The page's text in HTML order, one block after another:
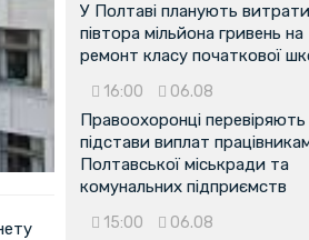
У Полтаві планують
півтора мільйона гривень на
ремонт класу початкової
16:00 06.08
Правоохоронці перевіряють
підстави виплат
Полтавської міськради та
комунальних підприємств
15:00 06.08